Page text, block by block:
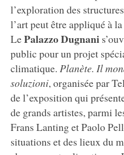
l’exploration des
l’art peut être appliqué à
LePalazzo Dugnani
public pour un projet
climatique. Planète. Il
soluzioni, organisée par
de l’exposition qui
de grands artistes, parmi
Frans Lanting et Paolo
situations et des lieux du